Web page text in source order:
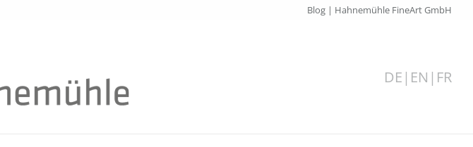
Blog | Hahnemühle FineArt GmbH
DE | EN | FR